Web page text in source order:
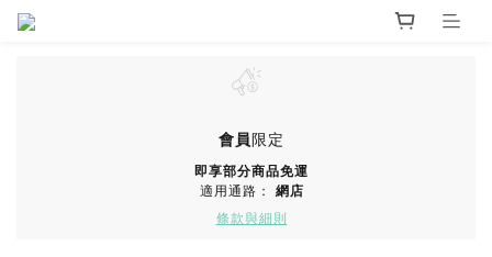
會員限定
即享部分商品免運
適用通路： 網店
條款與細則